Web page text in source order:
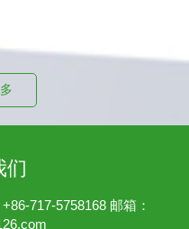
们
717-5758168 邮箱：